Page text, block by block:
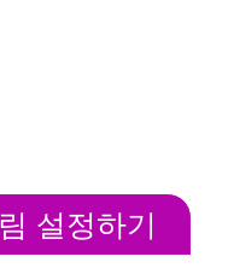
설정하기